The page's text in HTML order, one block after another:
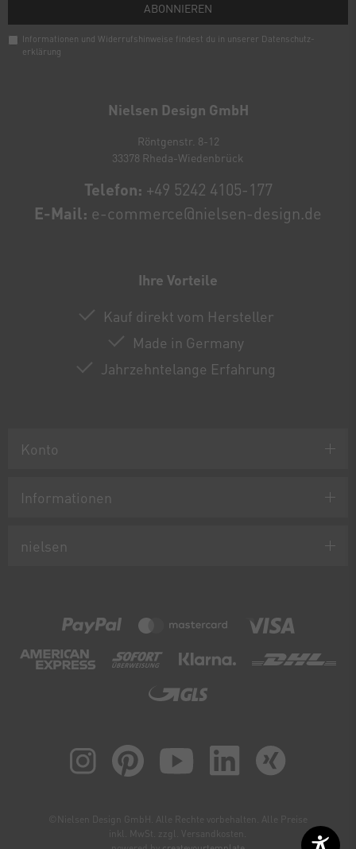
Nielsen Design GmbH
Röntgenstr. 8-12
33378 Rheda-Wiedenbrück
Telefon: +49 5242 4105-177
E-Mail: e-commerce@nielsen-design.de
Ihre Vorteile
Kauf direkt vom Hersteller
Made in Germany
Jahrzehntelange Erfahrung
Konto
Informationen
nielsen
ABONNIEREN
Informationen und Widerrufshinweise findest du in unserer Daten­schutz­
erklärung
©Nielsen Design GmbH. Alle Rechte vorbehalten. Alle Preise
inkl. MwSt. zzgl. Versandkosten.